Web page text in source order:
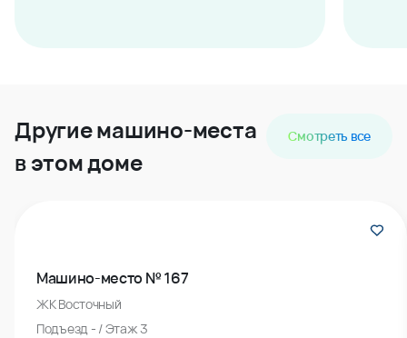
Другие машино-места
в этом доме
Смотреть все
Машино-место № 167
ЖК Восточный
Подъезд - / Этаж 3